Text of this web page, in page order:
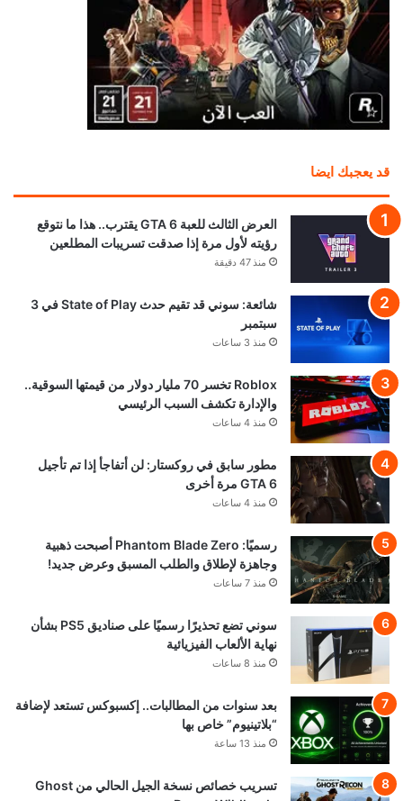
قد يعجبك ايضا
العرض الثالث للعبة GTA 6 يقترب.. هذا ما نتوقع
رؤيته لأول مرة إذا صدقت تسريبات المطلعين
منذ 47 دقيقة
شائعة: سوني قد تقيم حدث State of Play في 3
سبتمبر
منذ 3 ساعات
Roblox تخسر 70 مليار دولار من قيمتها السوقية..
والإدارة تكشف السبب الرئيسي
منذ 4 ساعات
مطور سابق في روكستار: لن أتفاجأ إذا تم تأجيل
GTA 6 مرة أخرى
منذ 4 ساعات
رسميًا: Phantom Blade Zero أصبحت ذهبية
وجاهزة لإطلاق والطلب المسبق وعرض جديد!
منذ 7 ساعات
سوني تضع تحذيرًا رسميًا على صناديق PS5 بشأن
نهاية الألعاب الفيزيائية
منذ 8 ساعات
بعد سنوات من المطالبات.. إكسبوكس تستعد لإضافة
“بلاتينيوم” خاص بها
منذ 13 ساعة
تسريب خصائص نسخة الجيل الحالي من Ghost